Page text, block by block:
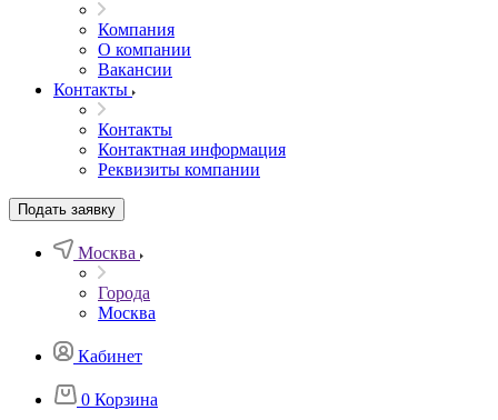
Компания
О компании
Вакансии
Контакты
Контакты
Контактная информация
Реквизиты компании
Подать заявку
Москва
Города
Москва
Кабинет
0 Корзина